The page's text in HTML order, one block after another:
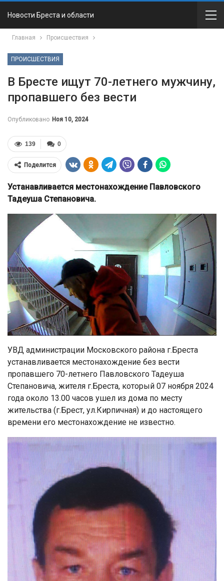
Новости Бреста и области
Главная Происшествия
ПРОИСШЕСТВИЯ
В Бресте ищут 70-летнего мужчину,
пропавшего без вести
Опубликовано Ноя 10, 2024
0
139
Поделится
Устанавливается местонахождение Павловского
Тадеуша Степановича.
УВД администрации Московского района г.Бреста
устанавливается местонахождение без вести
пропавшего 70-летнего Павловского Тадеуша
Степановича, жителя г.Бреста, который 07 ноября 2024
года около 13.00 часов ушел из дома по месту
жительства (г.Брест, ул.Кирпичная) и до настоящего
времени его местонахождение не известно.